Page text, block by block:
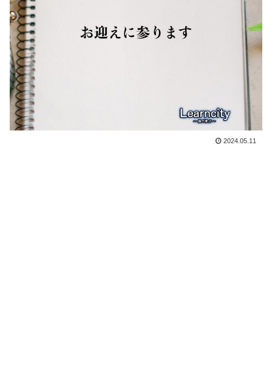
2024.05.11